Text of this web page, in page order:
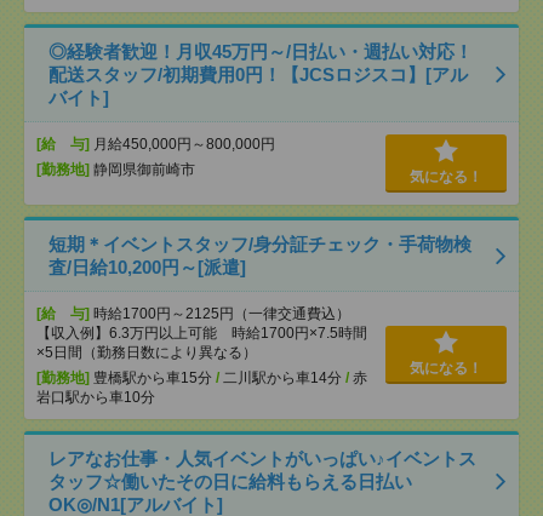
◎経験者歓迎！月収45万円～/日払い・週払い対応！
配送スタッフ/初期費用0円！【JCSロジスコ】[アル
バイト]
[給 与] 月給450,000円～800,000円
[勤務地] 静岡県御前崎市 気になる！
短期＊イベントスタッフ/身分証チェック・手荷物検
査/日給10,200円～[派遣]
[給 与] 時給1700円～2125円（一律交通費込）
【収入例】6.3万円以上可能 時給1700円×7.5時間
×5日間（勤務日数により異なる）
[勤務地] 豊橋駅から車15分 / 二川駅から車14分 / 赤
岩口駅から車10分
気になる！
レアなお仕事・人気イベントがいっぱい♪イベントス
タッフ☆働いたその日に給料もらえる日払い
OK◎/N1[アルバイト]